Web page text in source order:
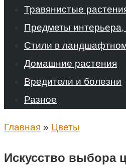
Травянистые
Предметы интерьера,
Стили в
Домашние растения
Вредители и болезни
Разное
Главная » Цветы
Искусство выбора